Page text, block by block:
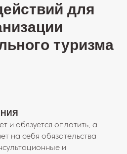
для
туризма
и обязуется оплатить, а
на себя обязательства
и